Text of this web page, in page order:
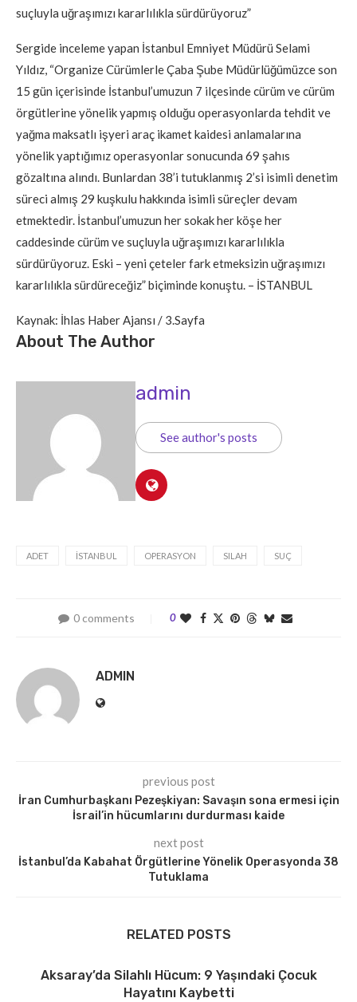
suçluyla uğraşımızı kararlılıkla sürdürüyoruz”
Sergide inceleme yapan İstanbul Emniyet Müdürü Selami
Yıldız, “Organize Cürümlerle Çaba Şube Müdürlüğümüzce son
15 gün içerisinde İstanbul’umuzun 7 ilçesinde cürüm ve cürüm
örgütlerine yönelik yapmış olduğu operasyonlarda tehdit ve
yağma maksatlı işyeri araç ikamet kaidesi anlamalarına
yönelik yaptığımız operasyonlar sonucunda 69 şahıs
gözaltına alındı. Bunlardan 38’i tutuklanmış 2’si isimli denetim
süreci almış 29 kuşkulu hakkında isimli süreçler devam
etmektedir. İstanbul’umuzun her sokak her köşe her
caddesinde cürüm ve suçluyla uğraşımızı kararlılıkla
sürdürüyoruz. Eski – yeni çeteler fark etmeksizin uğraşımızı
kararlılıkla sürdüreceğiz” biçiminde konuştu. – İSTANBUL
Kaynak: İhlas Haber Ajansı / 3.Sayfa
About The Author
admin
See author's posts
ADET İSTANBUL OPERASYON SILAH SUÇ
0 comments 0
ADMIN
previous post
İran Cumhurbaşkanı Pezeşkiyan: Savaşın sona ermesi için
İsrail’in hücumlarını durdurması kaide
next post
İstanbul’da Kabahat Örgütlerine Yönelik Operasyonda 38
Tutuklama
RELATED POSTS
Aksaray’da Silahlı Hücum: 9 Yaşındaki Çocuk
Hayatını Kaybetti